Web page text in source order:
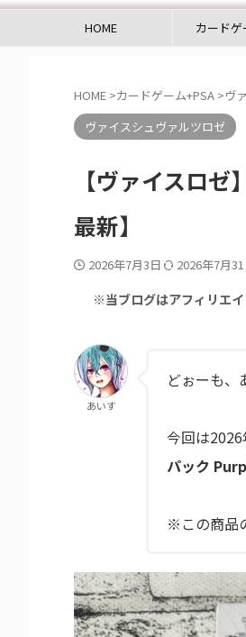
HOME カードゲ
HOME >カードゲーム+PSA >ヴ
ヴァイスシュヴァルツロゼ
【ヴァイスロ
最新】
2026年7月3日 2026年7月
※当ブログはアフィリエイ
あいす
どぉーも、
今回は
パック
※この商品